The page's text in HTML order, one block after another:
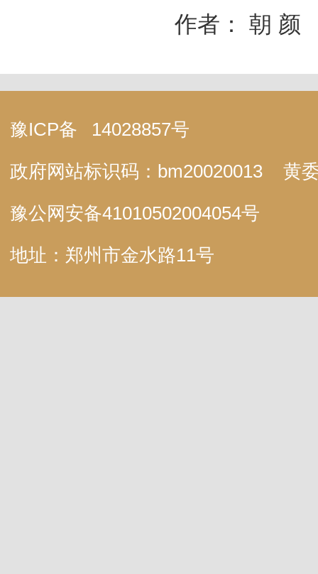
作者： 朝 颜
豫ICP备
14028857号
政府网站标识码：bm20020013
黄
豫公网安备41010502004054号
地址：郑州市金水路11号